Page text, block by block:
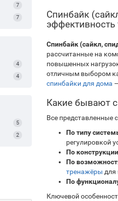
7
7
4
4
5
2
Спинбайк
эффективность
Спинбайк (сайкл,
рассчитанные на
повышенных
отличным выбором
спинбайки для дома
Какие бывают
Все представленные
По типу
регулировкой
По конструкции
По
тренажёры для
По
Ключевой